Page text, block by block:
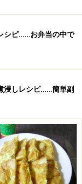
火が通るまで。鶏
調味料を全て入
の鍋に火を入れ直
を入れます。全体
ら最後に準備して
シピ……お弁当の中で
浸しレシピ……簡単副